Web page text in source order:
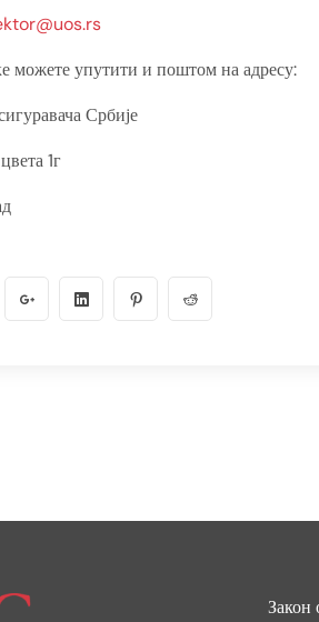
можете упутити и поштом на адресу:
Србије
1г
Закон